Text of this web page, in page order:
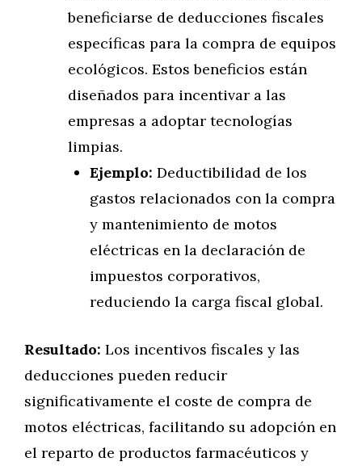
beneficiarse de deducciones fiscales
específicas para la compra de equipos
ecológicos. Estos beneficios están
diseñados para incentivar a las
empresas a adoptar tecnologías
limpias.
Ejemplo: Deductibilidad de los
gastos relacionados con la compra
y mantenimiento de motos
eléctricas en la declaración de
impuestos corporativos,
reduciendo la carga fiscal global.
Resultado: Los incentivos fiscales y las
deducciones pueden reducir
significativamente el coste de compra de
motos eléctricas, facilitando su adopción en
el reparto de productos farmacéuticos y